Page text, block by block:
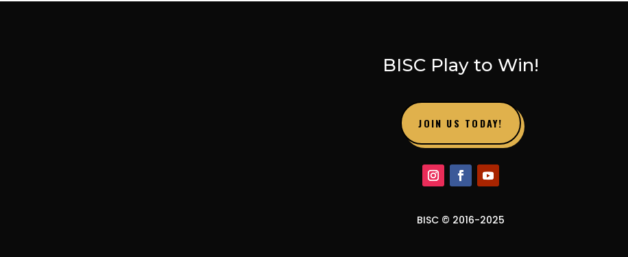
BISC Play to Win!
JOIN US TODAY!
BISC © 2016-2025